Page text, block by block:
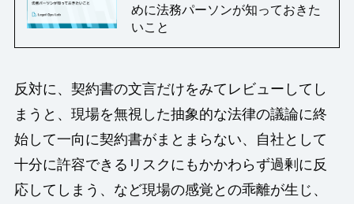
めに法務パーソンが知っておきた
いこと
反対に、契約書の文言だけをみてレビューしてし
まうと、現場を無視した抽象的な法律の議論に終
始して一向に契約書がまとまらない、自社として
十分に許容できるリスクにもかかわらず過剰に反
応してしまう、など現場の感覚との乖離が生じ、